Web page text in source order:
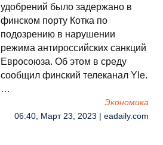
удобрений было задержано в
финском порту Котка по
подозрению в нарушении
режима антироссийских санкций
Евросоюза. Об этом в среду
сообщил финский телеканал Yle.
…
Экономика
06:40, Март 23, 2023 | eadaily.com